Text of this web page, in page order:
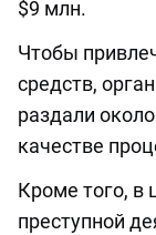
$9 млн.
Чтобы
средств,
раздали
качестве
Кроме того, в
преступной